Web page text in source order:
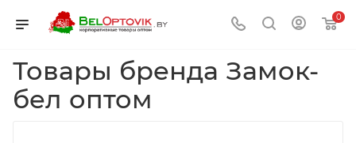
0
Товары бренда Замок-
бел оптом